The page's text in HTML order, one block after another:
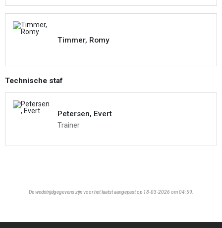
Timmer, Romy
Technische staf
Petersen, Evert
Trainer
De wedstrijdgegevens zijn voor het laatst aangepast op 18-03-2026 om 04:59.